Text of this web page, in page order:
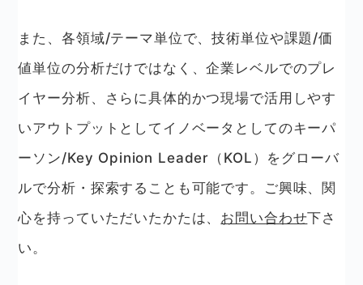
また、各領域/テーマ単位で、技術単位や課題/価
値単位の分析だけではなく、企業レベルでのプレ
イヤー分析、さらに具体的かつ現場で活用しやす
いアウトプットとしてイノベータとしてのキーパ
ーソン/Key Opinion Leader（KOL）をグローバ
ルで分析・探索することも可能です。ご興味、関
心を持っていただいたかたは、 お問い合わせ下さ
い。